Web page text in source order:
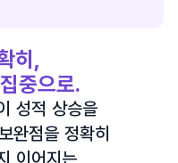
히,
중으로.
성적 상승을
완점을 정확히
이어지는